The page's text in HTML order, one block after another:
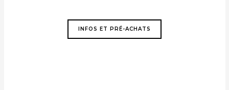
INFOS ET PRÉ-ACHATS